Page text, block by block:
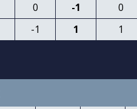
0 -1
0
-1 1 1